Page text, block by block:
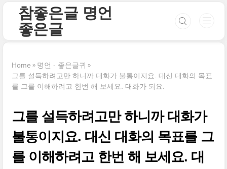
참좋은글 명언
좋은글
Home
명언 - 좋은글귀
그를 설득하려고만 하니까 대화가 불통이지요. 대신 대화의 목표
를 그를 이해하려고 한번 해 보세요. 대화가 되요.
그를 설득하려고만 하니까 대화가
불통이지요. 대신 대화의 목표를 그
를 이해하려고 한번 해 보세요. 대